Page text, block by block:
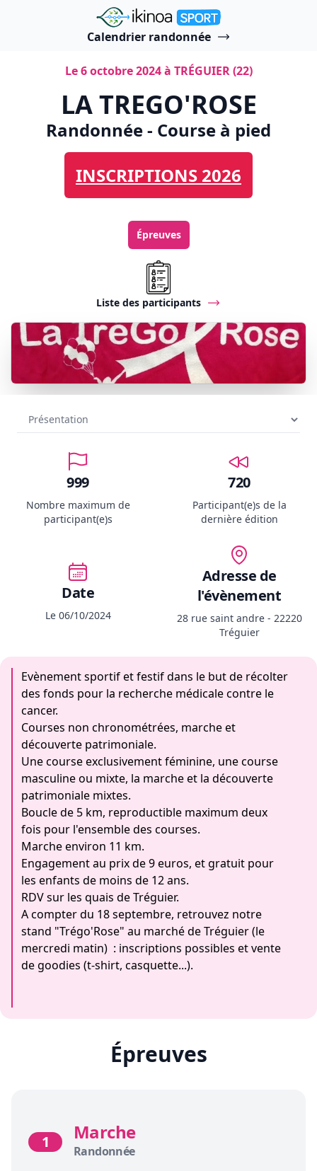
"Ikinoa Sport"
Calendrier randonnée
Le 6 octobre 2024 à TRÉGUIER (22)
LA TREGO'ROSE
Randonnée - Course à pied
INSCRIPTIONS 2026
Épreuves
Liste des participants
999
Nombre maximum de
participant(e)s
720
Participant(e)s de la
dernière édition
Date
Le 06/10/2024
Adresse de
l'évènement
28 rue saint andre - 22220
Tréguier
Evènement sportif et festif dans le but de récolter
des fonds pour la recherche médicale contre le
cancer.
Courses non chronométrées, marche et
découverte patrimoniale.
Une course exclusivement féminine, une course
masculine ou mixte, la marche et la découverte
patrimoniale mixtes.
Boucle de 5 km, reproductible maximum deux
fois pour l'ensemble des courses.
Marche environ 11 km.
Engagement au prix de 9 euros, et gratuit pour
les enfants de moins de 12 ans.
RDV sur les quais de Tréguier.
A compter du 18 septembre, retrouvez notre
stand "Trégo'Rose" au marché de Tréguier (le
mercredi matin) : inscriptions possibles et vente
de goodies (t-shirt, casquette...).
Épreuves
1 Marche
Randonnée